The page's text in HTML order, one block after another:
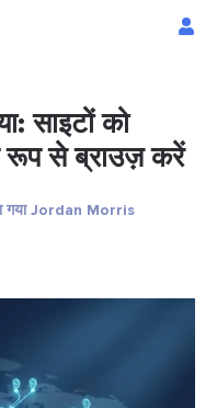
साइटों को
से ब्राउज़ करें
गया Jordan Morris